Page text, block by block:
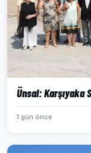
Ünsal: Karşıyaka
1 gün önce